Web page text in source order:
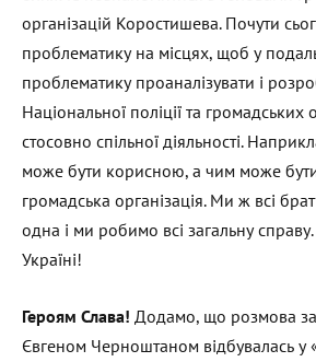
організацій Коростишева. Почути
проблематику на місцях, щоб у
проблематику проаналізувати і
Національної поліції та громадських
стосовно спільної діяльності.
може бути корисною, а чим може
громадська організація. Ми ж всі
одна і ми робимо всі загальну
Україні!
Героям Слава! Додамо, що розмова
Євгеном Черноштаном відбувалась у